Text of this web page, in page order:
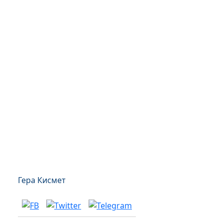
Гера Кисмет